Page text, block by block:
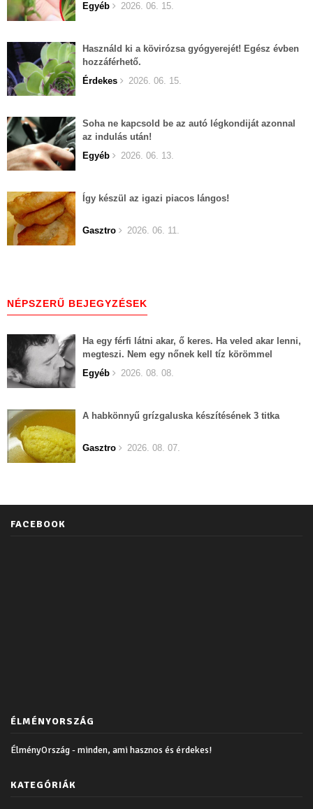
Egyéb
2026. 06. 15.
Használd ki a kövirózsa gyógyerejét! Egész évben
hozzáférhető.
Érdekes
2026. 06. 15.
Soha ne kapcsold be az autó légkondiját azonnal
az indulás után!
Egyéb
2026. 06. 13.
Így készül az igazi piacos lángos!
Gasztro 2026. 06. 11.
NÉPSZERŰ BEJEGYZÉSEK
Ha egy férfi látni akar, ő keres. Ha veled akar lenni,
megteszi. Nem egy nőnek kell tíz körömmel
belekapaszkodva mindent feláldozni.
Egyéb 2026. 08. 08.
A habkönnyű grízgaluska készítésének 3 titka
Gasztro 2026. 08. 07.
FACEBOOK
ÉLMÉNYORSZÁG
ÉlményOrszág - minden, ami hasznos és érdekes!
KATEGÓRIÁK